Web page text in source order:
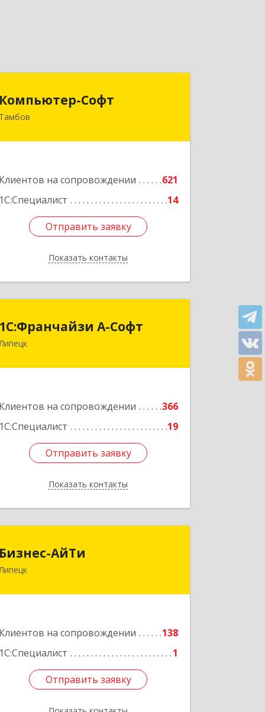
Компьютер-Софт
Тамбов
Клиентов на сопровождении
621
1С:Специалист
14
Отправить заявку
Показать контакты
Компьютер-Софт
392000, Тамбовская обл, Тамбов г,
Отправить заявку
Назад
1С:Франчайзи А-Софт
Липецк
Клиентов на сопровождении
366
1С:Специалист
19
Отправить заявку
Показать контакты
1С:Франчайзи А-Софт
398059, Липецкая обл, Липецк г,
Отправить заявку
Назад
Бизнес-АйТи
Липецк
Клиентов на сопровождении
138
1С:Специалист
1
Отправить заявку
398008, Липецкая обл, Липецк г, 50
Отправить заявку